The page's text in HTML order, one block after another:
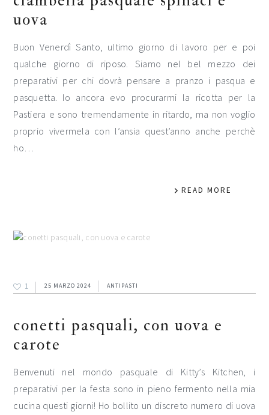
uova
Buon Venerdì Santo, ultimo giorno di lavoro per e poi
qualche giorno di riposo. Siamo nel bel mezzo dei
preparativi per chi dovrà pensare a pranzo i pasqua e
pasquetta. Io ancora evo procurarmi la ricotta per la
Pastiera e sono tremendamente in ritardo, ma non voglio
proprio vivermela con l’ansia quest’anno anche perchè
ho…
READ MORE
1 25 MARZO 2024 ANTIPASTI
conetti pasquali, con uova e
carote
Benvenuti nel mondo pasquale di Kitty’s Kitchen, i
preparativi per la festa sono in pieno fermento nella mia
cucina questi giorni! Ho bollito un discreto numero di uova